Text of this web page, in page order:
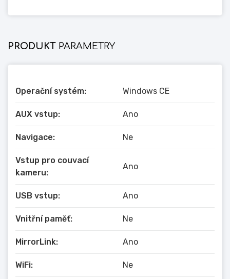
před zadáním objednávky, protože nemůžeme
PRODUKT PARAMETRY
Operační systém: Windows CE
AUX vstup: Ano
Navigace: Ne
Vstup pro couvací
kameru:
Ano
USB vstup: Ano
Vnitřní paměť: Ne
MirrorLink: Ano
WiFi: Ne